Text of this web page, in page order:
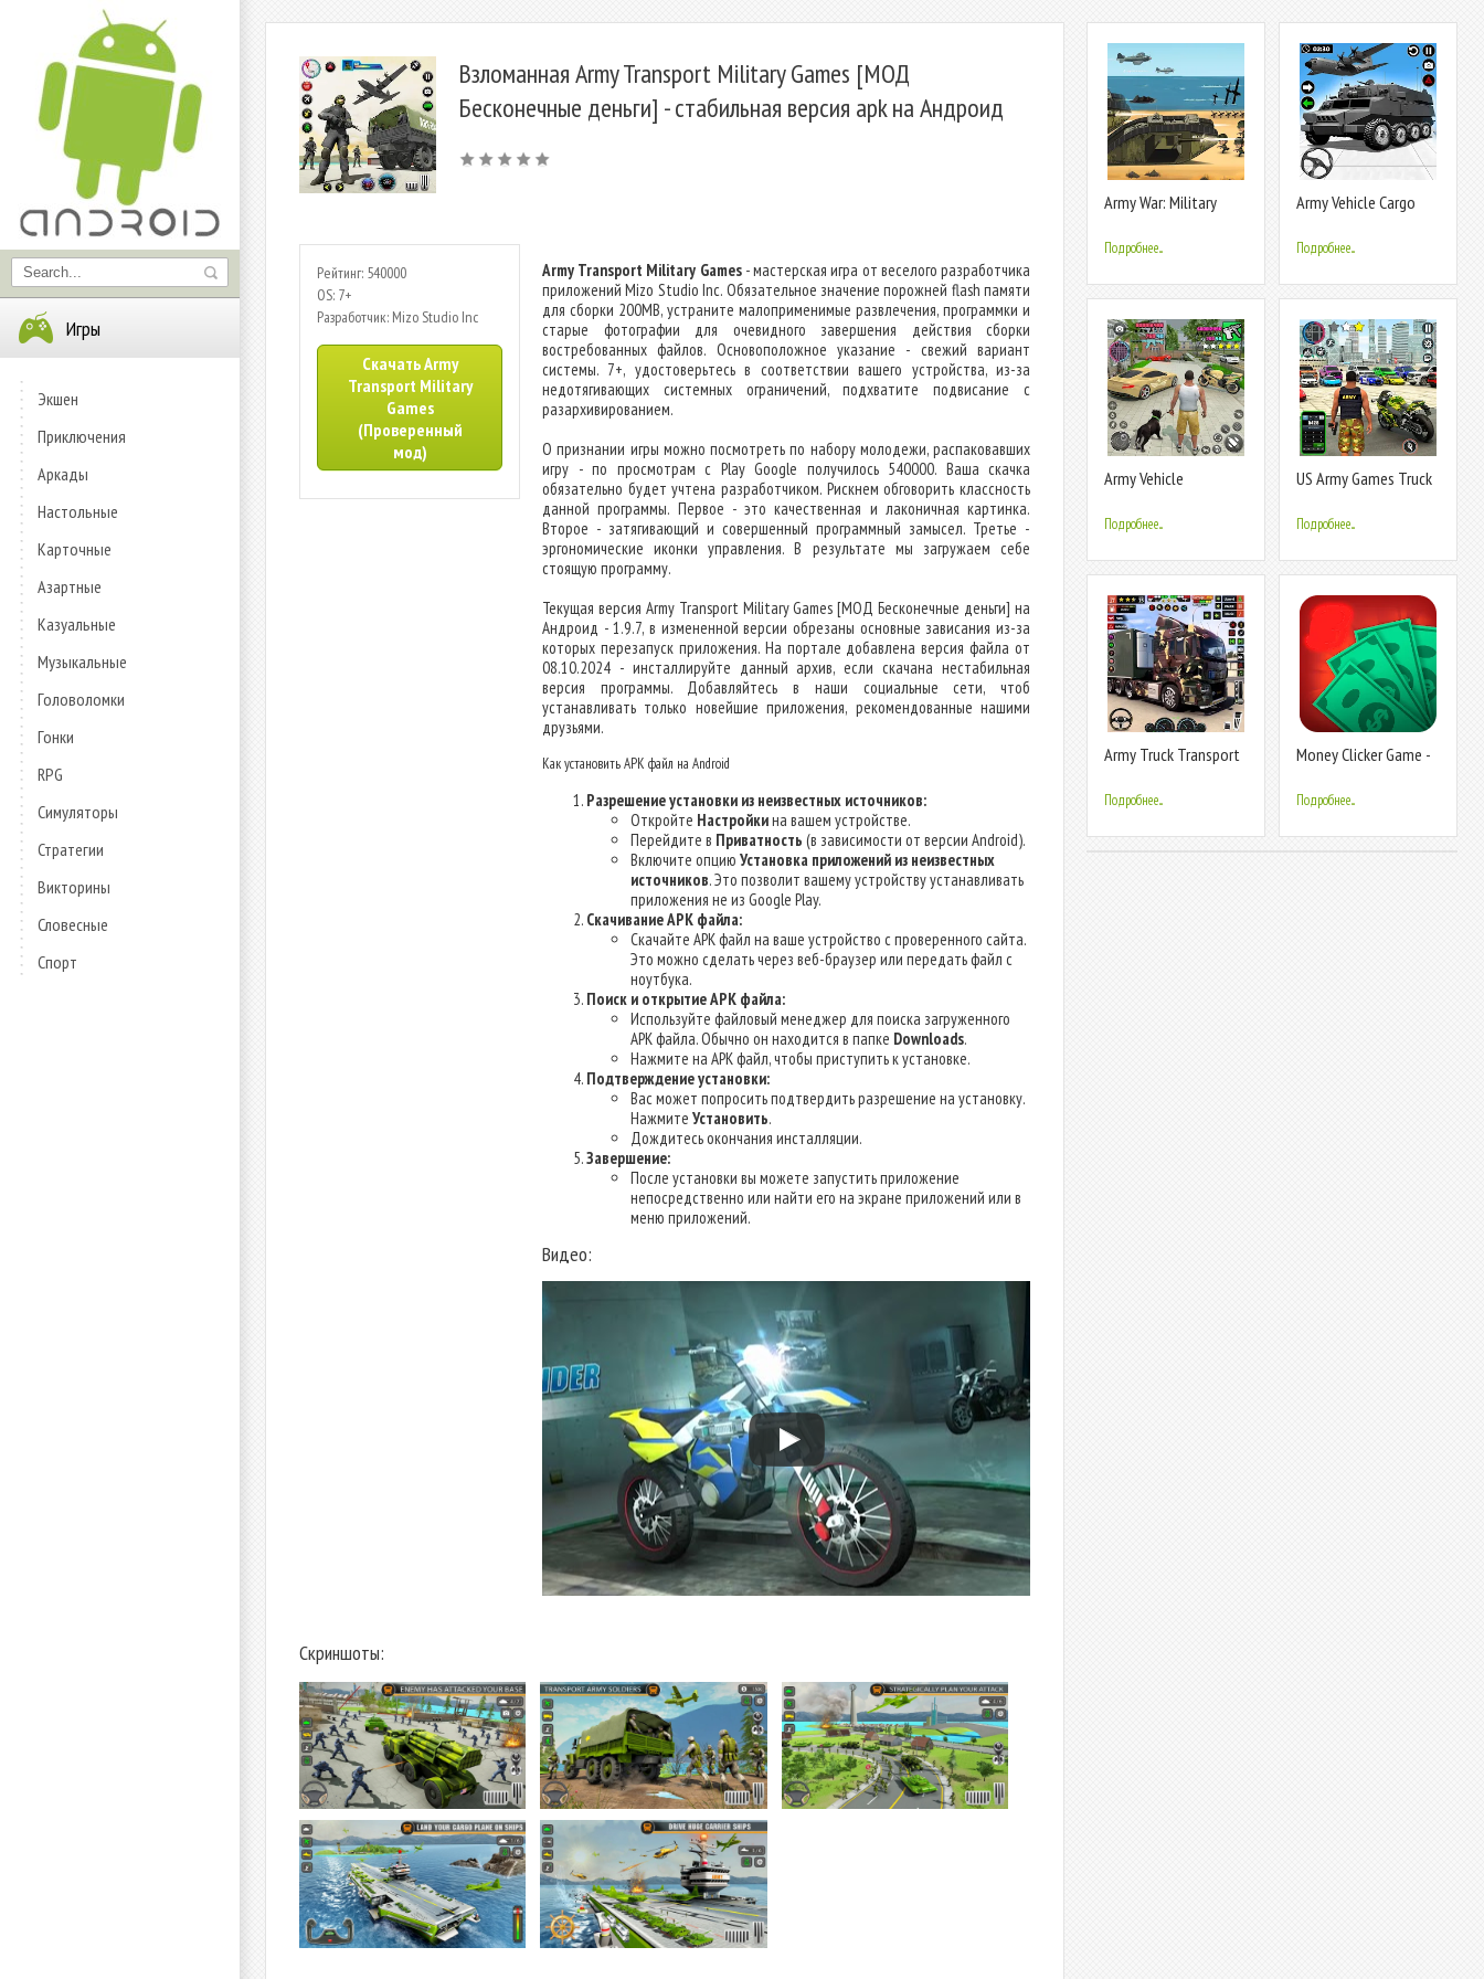
Игры
Экшен
Приключения
Аркады
Настольные
Карточные
Азартные
Казуальные
Музыкальные
Головоломки
Гонки
RPG
Симуляторы
Стратегии
Викторины
Словесные
Спорт
Взломанная Army Transport Military Games [МОД
Бесконечные деньги] - стабильная версия apk на Андроид
Рейтинг: 540000
OS: 7+
Разработчик: Mizo Studio Inc
Скачать Army
Transport Military
Games
(Проверенный
мод)
Army Transport Military Games- мастерская игра от веселого разработчика
приложений Mizo Studio Inc. Обязательное значение порожней flash памяти
для сборки 200MB, устраните малоприменимые развлечения, программки и
старые фотографии для очевидного завершения действия сборки
востребованных файлов. Основоположное указание - свежий вариант
системы. 7+, удостоверьтесь в соответствии вашего устройства, из-за
недотягивающих системных ограничений, подхватите подвисание с
разархивированием.
О признании игры можно посмотреть по набору молодежи, распаковавших
игру - по просмотрам с Play Google получилось 540000. Ваша скачка
обязательно будет учтена разработчиком. Рискнем обговорить классность
данной программы. Первое - это качественная и лаконичная картинка.
Второе - затягивающий и совершенный программный замысел. Третье -
эргономические иконки управления. В результате мы загружаем себе
стоящую программу.
Текущая версия Army Transport Military Games [МОД Бесконечные деньги] на
Андроид - 1.9.7, в измененной версии обрезаны основные зависания из-за
которых перезапуск приложения. На портале добавлена версия файла от
08.10.2024 - инсталлируйте данный архив, если скачана нестабильная
версия программы. Добавляйтесь в наши социальные сети, чтоб
устанавливать только новейшие приложения, рекомендованные нашими
друзьями.
Как установить APK файл на Android
Разрешение установки из неизвестных источников:
Откройте Настройкина вашем устройстве.
Перейдите в Приватность (в зависимости от версии Android).
Включите опцию Установка приложений из неизвестных
источников. Это позволит вашему устройству устанавливать
приложения не из Google Play.
Скачивание APK файла:
Скачайте APK файл на ваше устройство с проверенного сайта.
Это можно сделать через веб-браузер или передать файл с
ноутбука.
Поиск и открытие APK файла:
Используйте файловый менеджер для поиска загруженного
APK файла. Обычно он находится в папке Downloads.
Нажмите на APK файл, чтобы приступить к установке.
Подтверждение установки:
Вас может попросить подтвердить разрешение на установку.
Нажмите Установить.
Дождитесь окончания инсталляции.
Завершение:
После установки вы можете запустить приложение
непосредственно или найти его на экране приложений или в
меню приложений.
Видео:
Скриншоты:
Army War: Military
Подробнее...
Army Vehicle Cargo
Подробнее...
Army Vehicle
Подробнее...
US Army Games Truck
Подробнее...
Army Truck Transport
Подробнее...
Money Clicker Game -
Подробнее...